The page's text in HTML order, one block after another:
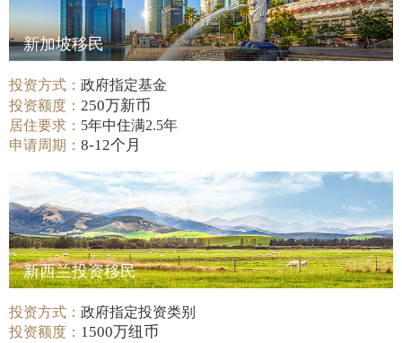
新加坡移民
投资方式：政府指定基金
投资额度： 250万新币
居住要求： 5年中住满2.5年
申请周期：8-12个月
新西兰投资移民
投资方式：政府指定投资类别
投资额度： 1500万纽币